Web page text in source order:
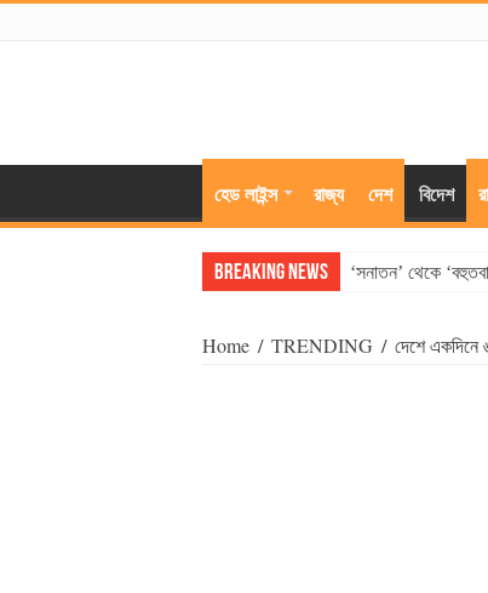
হেড লাইন্স রাজ্য দেশ বিদেশ
Breaking News ‘সনাতন’ থেকে
Home / TRENDING / দেশে একদিনে